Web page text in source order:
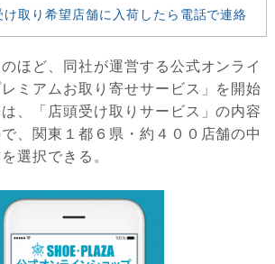
け取り希望店舗に入荷したら電話で連絡
のほど、同社が運営する公式オンライ
ミアムお取り寄せサービス」を開始
、「店頭受け取りサービス」の内容
、関東１都６県・約４００店舗の中
選択できる。